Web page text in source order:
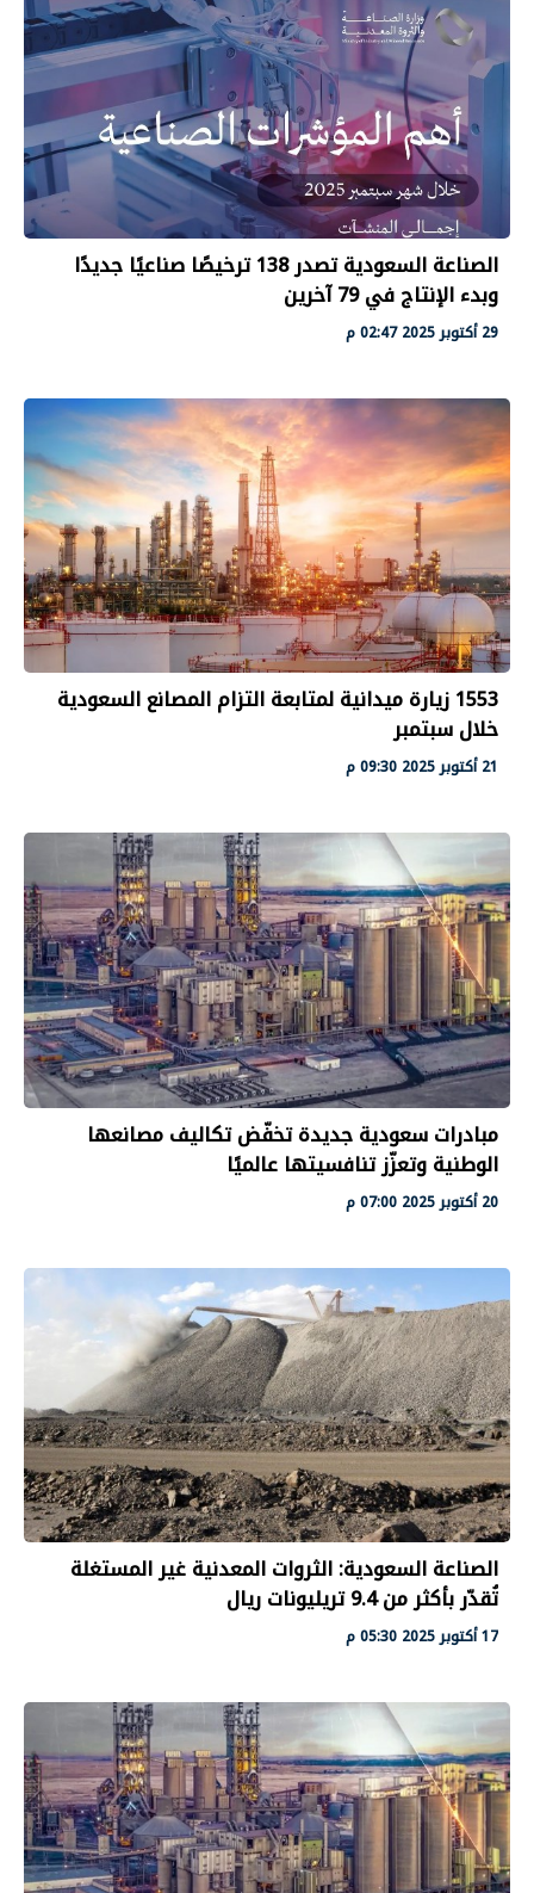
الصناعة السعودية تصدر 138 ترخيصًا صناعيًا جديدًا
وبدء الإنتاج في 79 آخرين
29 أكتوبر 2025 02:47 م
1553 زيارة ميدانية لمتابعة التزام المصانع السعودية
خلال سبتمبر
21 أكتوبر 2025 09:30 م
مبادرات سعودية جديدة تخفّض تكاليف مصانعها
الوطنية وتعزّز تنافسيتها عالميًا
20 أكتوبر 2025 07:00 م
الصناعة السعودية: الثروات المعدنية غير المستغلة
تُقدّر بأكثر من 9.4 تريليونات ريال
17 أكتوبر 2025 05:30 م